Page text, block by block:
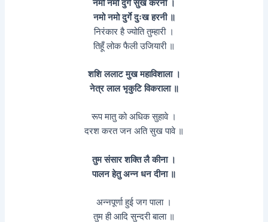
नमो नमो दुर्गे सुख करनी ।
नमो नमो दुर्गे दुःख हरनी ॥
निरंकार है ज्योति तुम्हारी ।
तिहूँ लोक फैली उजियारी ॥
शशि ललाट मुख महाविशाला ।
नेत्र लाल भृकुटि विकराला ॥
रूप मातु को अधिक सुहावे ।
दरश करत जन अति सुख पावे ॥
तुम संसार शक्ति लै कीना ।
पालन हेतु अन्न धन दीना ॥
अन्नपूर्णा हुई जग पाला ।
तुम ही आदि सुन्दरी बाला ॥